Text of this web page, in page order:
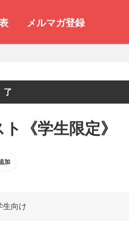
メルマガ登録
《学生限定》
加
生向け